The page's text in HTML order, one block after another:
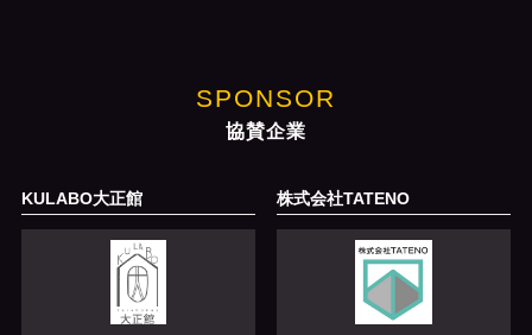
SPONSOR
協賛企業
KULABO大正館 株式会社TATENO